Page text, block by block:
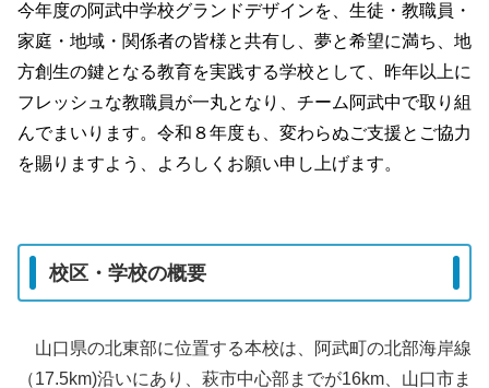
今年度の阿武中学校グランドデザインを、生徒・教職員・
家庭・地域・関係者の皆様と共有し、夢と希望に満ち、地
方創生の鍵となる教育を実践する学校として、昨年以上に
フレッシュな教職員が一丸となり、チーム阿武中で取り組
んでまいります。令和８年度も、変わらぬご支援とご協力
を賜りますよう、よろしくお願い申し上げます。
校区・学校の概要
山口県の北東部に位置する本校は、阿武町の北部海岸線
（17.5km)沿いにあり、萩市中心部までが16km、山口市ま